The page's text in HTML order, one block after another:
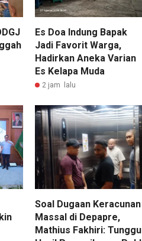
Es Doa Indung Bapak
Jadi Favorit Warga,
Hadirkan Aneka Varian
Es Kelapa Muda
2 jam lalu
Soal Dugaan Keracunan
Massal di Depapre,
Mathius Fakhiri: Tunggu